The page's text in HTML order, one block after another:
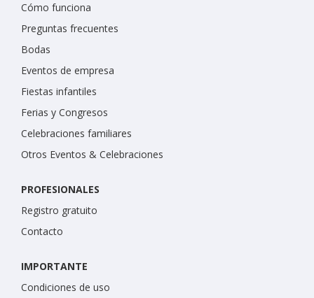
Cómo funciona
Preguntas frecuentes
Bodas
Eventos de empresa
Fiestas infantiles
Ferias y Congresos
Celebraciones familiares
Otros Eventos & Celebraciones
PROFESIONALES
Registro gratuito
Contacto
IMPORTANTE
Condiciones de uso